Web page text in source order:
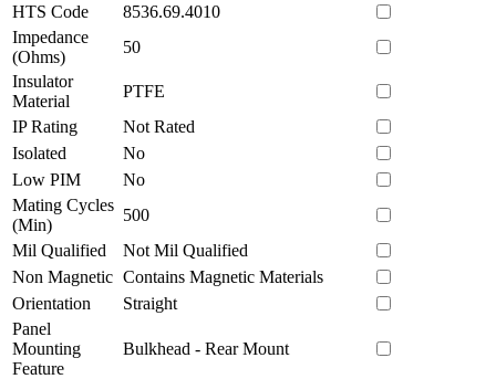
HTS Code
8536.69.4010
Impedance
(Ohms)
50
Insulator
Material
PTFE
IP Rating
Not Rated
Isolated
No
Low PIM
No
Mating Cycles
(Min)
500
Mil Qualified
Not Mil Qualified
Non Magnetic Contains Magnetic Materials
Orientation
Straight
Panel
Mounting
Feature
Bulkhead - Rear Mount